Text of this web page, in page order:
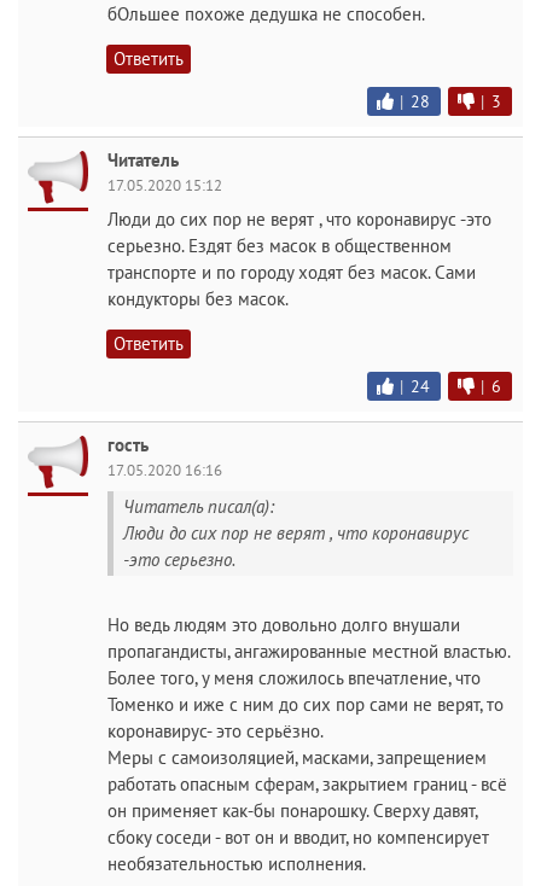
бОльшее похоже дедушка не способен.
Ответить
| 28 | 3
Читатель
17.05.2020 15:12
Люди до сих пор не верят , что коронавирус -это
серьезно. Ездят без масок в общественном
транспорте и по городу ходят без масок. Сами
кондукторы без масок.
Ответить
| 24 | 6
гость
17.05.2020 16:16
Читатель писал(а):
Люди до сих пор не верят , что коронавирус
-это серьезно.
Но ведь людям это довольно долго внушали
пропагандисты, ангажированные местной властью.
Более того, у меня сложилось впечатление, что
Томенко и иже с ним до сих пор сами не верят, то
коронавирус- это серьёзно.
Меры с самоизоляцией, масками, запрещением
работать опасным сферам, закрытием границ - всё
он применяет как-бы понарошку. Сверху давят,
сбоку соседи - вот он и вводит, но компенсирует
необязательностью исполнения.